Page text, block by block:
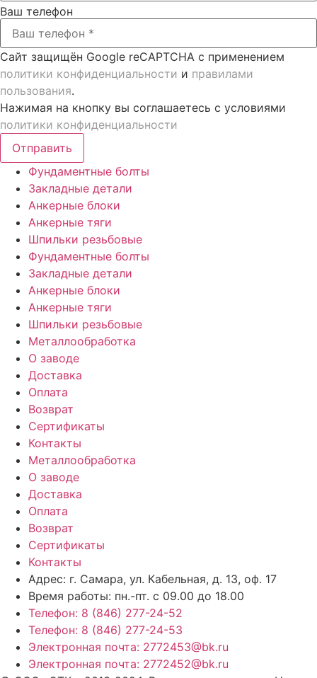
Ваш телефон
Сайт защищён Google reCAPTCHA с применением
политики конфиденциальности и правилами
пользования.
Нажимая на кнопку вы соглашаетесь с условиями
политики конфиденциальности
Отправить
Фундаментные болты
Закладные детали
Анкерные блоки
Анкерные тяги
Шпильки резьбовые
Фундаментные болты
Закладные детали
Анкерные блоки
Анкерные тяги
Шпильки резьбовые
Металлообработка
О заводе
Доставка
Оплата
Возврат
Сертификаты
Контакты
Металлообработка
О заводе
Доставка
Оплата
Возврат
Сертификаты
Контакты
Адрес: г. Самара, ул. Кабельная, д. 13, оф. 17
Время работы: пн.-пт. с 09.00 до 18.00
Телефон: 8 (846) 277-24-52
Телефон: 8 (846) 277-24-53
Электронная почта: 2772453@bk.ru
Электронная почта: 2772452@bk.ru